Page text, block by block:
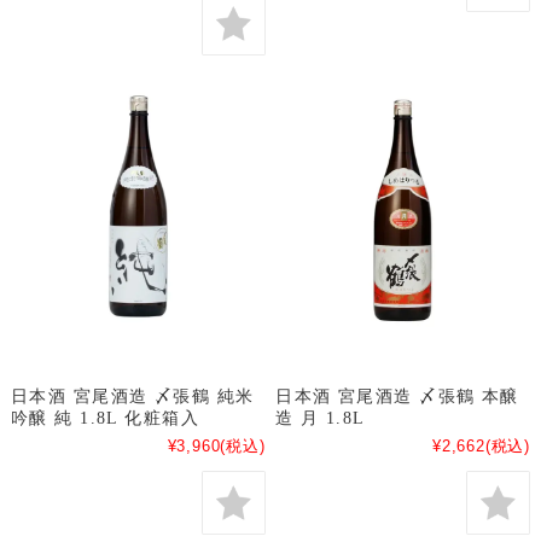
日本酒 宮尾酒造 〆張鶴 純米
吟醸 純 1.8L 化粧箱入
¥3,960(税込)
日本酒 宮尾酒造 〆張鶴 本醸
造 月 1.8L
¥2,662(税込)